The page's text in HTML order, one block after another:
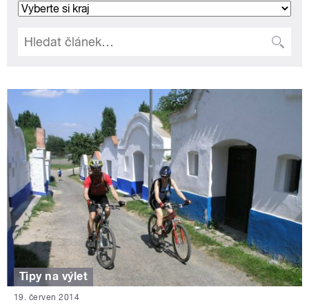
Tipy na výlet
19. červen 2014